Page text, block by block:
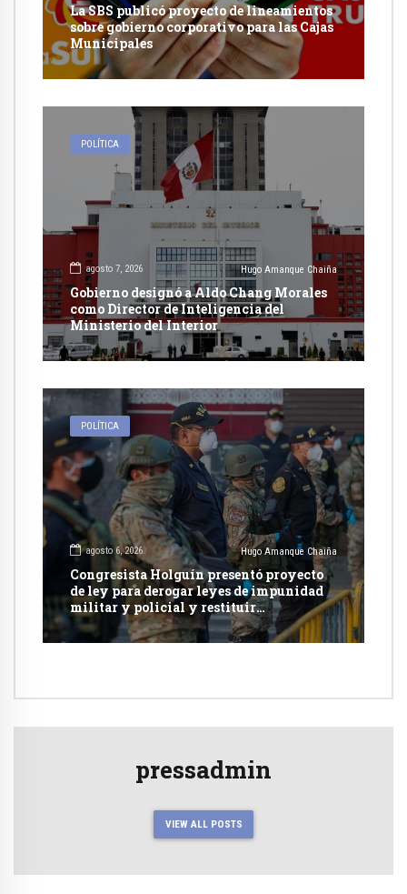
La SBS publicó proyecto de lineamientos
sobre gobierno corporativo para las Cajas
Municipales
POLÍTICA
agosto 7, 2026 Hugo Amanque Chaiña
Gobierno designó a Aldo Chang Morales
como Director de Inteligencia del
Ministerio del Interior
POLÍTICA
agosto 6, 2026 Hugo Amanque Chaiña
Congresista Holguín presentó proyecto
de ley para derogar leyes de impunidad
militar y policial y restituir
competencia de justicia ordinaria
pressadmin
VIEW ALL POSTS